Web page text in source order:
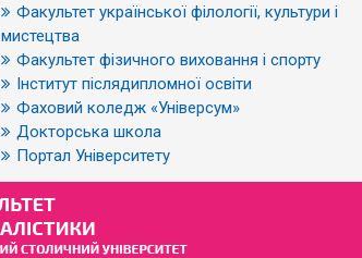
Факультет української філології, культури і
мистецтва
Факультет фізичного виховання і спорту
Інститут післядипломної освіти
Фаховий коледж «Універсум»
Докторська школа
Портал Університету